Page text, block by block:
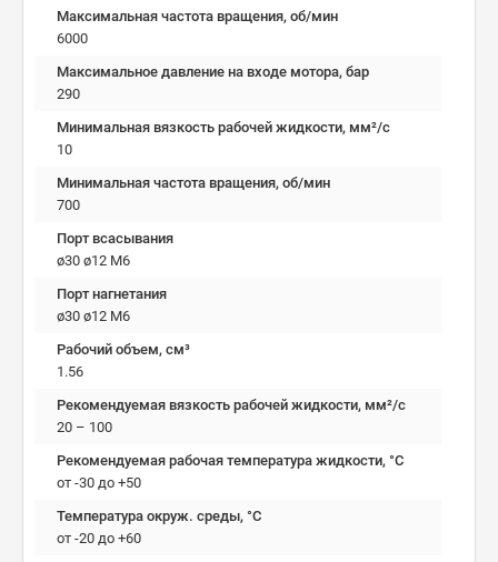
Максимальная частота вращения, об/мин
6000
Максимальное давление на входе мотора, бар
290
Минимальная вязкость рабочей жидкости, мм²/c
10
Минимальная частота вращения, об/мин
700
Порт всасывания
ø30 ø12 M6
Порт нагнетания
ø30 ø12 M6
Рабочий объем, см³
1.56
Рекомендуемая вязкость рабочей жидкости, мм²/с
20 – 100
Рекомендуемая рабочая температура жидкости, °C
от -30 до +50
Температура окруж. среды, °C
от -20 до +60